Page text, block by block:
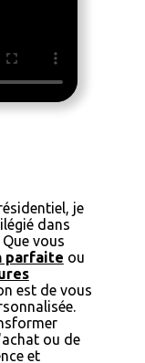
je
dans
vous
parfaite ou
est de vous
ou de
et